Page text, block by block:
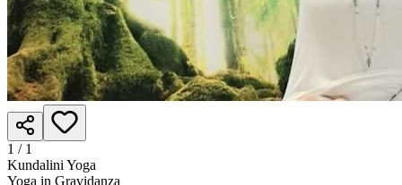
1 / 1
Kundalini Yoga
Yoga in Gravidanza